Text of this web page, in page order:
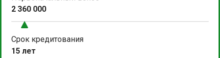
2 360 000
Срок кредитования
15 лет